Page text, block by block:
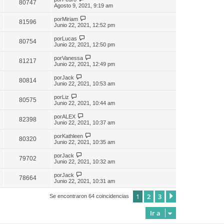
80747
Agosto 9, 2021, 9:19 am
81596 porMiriam
Junio 22, 2021, 12:52 pm
80754 porLucas
Junio 22, 2021, 12:50 pm
81217 porVanessa
Junio 22, 2021, 12:49 pm
80814 porJack
Junio 22, 2021, 10:53 am
80575 porLiz
Junio 22, 2021, 10:44 am
82398 porALEX
Junio 22, 2021, 10:37 am
80320 porKathleen
Junio 22, 2021, 10:35 am
79702 porJack
Junio 22, 2021, 10:32 am
78664 porJack
Junio 22, 2021, 10:31 am
Se encontraron 64 coincidencias 1 2 3
Ir a